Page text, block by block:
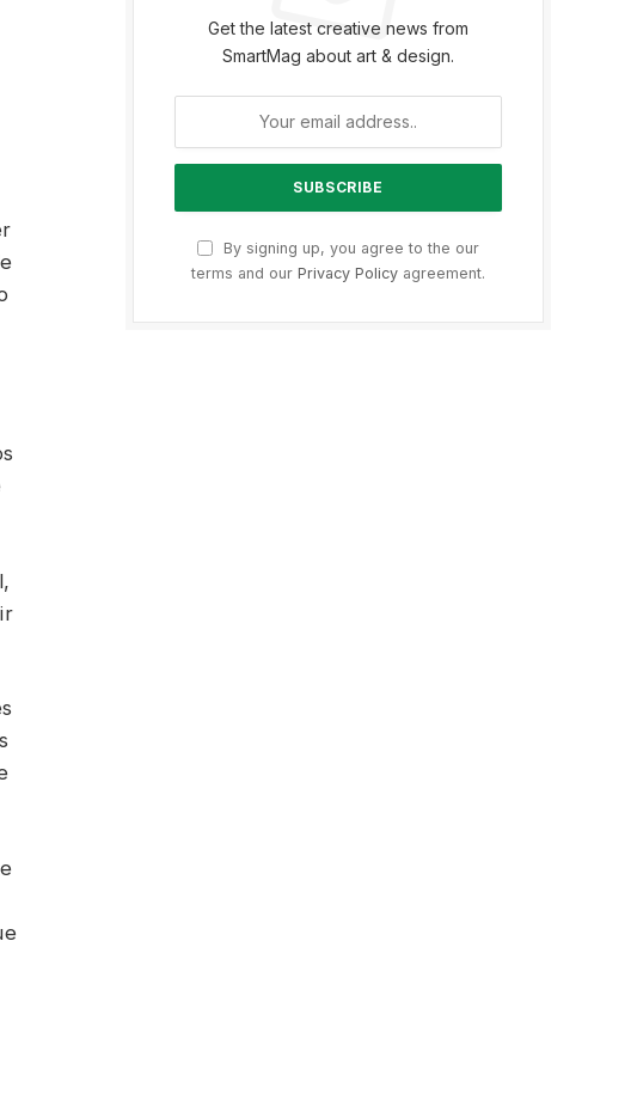
Get the latest creative news from
SmartMag about art & design.
By signing up, you agree to the our
terms and our Privacy Policy agreement.